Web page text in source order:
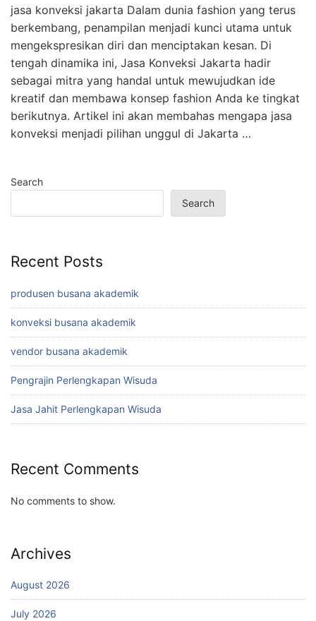
jasa konveksi jakarta Dalam dunia fashion yang terus
berkembang, penampilan menjadi kunci utama untuk
mengekspresikan diri dan menciptakan kesan. Di
tengah dinamika ini, Jasa Konveksi Jakarta hadir
sebagai mitra yang handal untuk mewujudkan ide
kreatif dan membawa konsep fashion Anda ke tingkat
berikutnya. Artikel ini akan membahas mengapa jasa
konveksi menjadi pilihan unggul di Jakarta …
Search
Search
Recent Posts
produsen busana akademik
konveksi busana akademik
vendor busana akademik
Pengrajin Perlengkapan Wisuda
Jasa Jahit Perlengkapan Wisuda
Recent Comments
No comments to show.
Archives
August 2026
July 2026